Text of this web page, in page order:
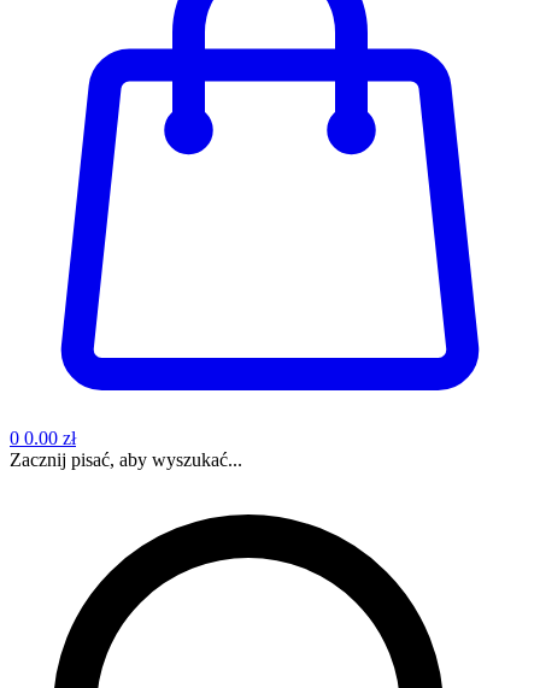
0 0.00 zł
Zacznij pisać, aby wyszukać...